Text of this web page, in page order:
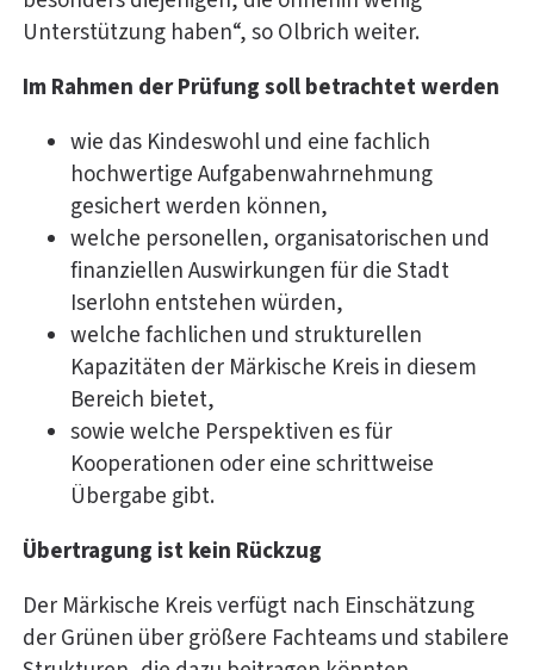
Unterstützung haben“, so Olbrich weiter.
Im Rahmen der Prüfung soll betrachtet werden
wie das Kindeswohl und eine fachlich
hochwertige Aufgabenwahrnehmung
gesichert werden können,
welche personellen, organisatorischen und
finanziellen Auswirkungen für die Stadt
Iserlohn entstehen würden,
welche fachlichen und strukturellen
Kapazitäten der Märkische Kreis in diesem
Bereich bietet,
sowie welche Perspektiven es für
Kooperationen oder eine schrittweise
Übergabe gibt.
Übertragung ist kein Rückzug
Der Märkische Kreis verfügt nach Einschätzung
der Grünen über größere Fachteams und stabilere